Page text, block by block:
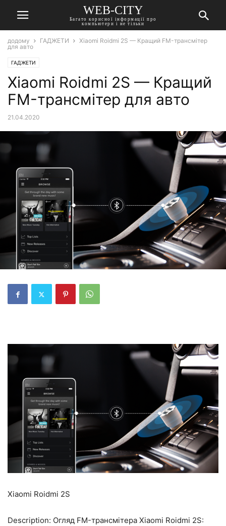
WEB-CITY
Багато корисної інформації про
компьютери і не тільки
додому ГАДЖЕТИ
Xiaomi Roidmi 2S — Кращий FM-трансмітер
для авто
ГАДЖЕТИ
Xiaomi Roidmi 2S — Кращий
FM-трансмітер для авто
21.04.2020
Xiaomi Roidmi 2S
Description: Огляд FM-трансмітера Xiaomi Roidmi 2S: